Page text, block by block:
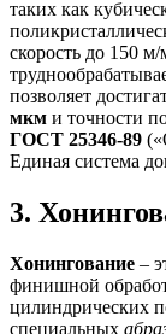
таких как
скорость до 150
позволяет
мкм и точности
ГОСТ 25346-89
Единая система
3.
Хонингование –
финишной
цилиндрических
специальных